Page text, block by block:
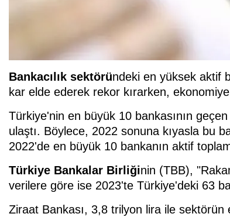
Bankacılık sektöründeki en yüksek aktif
kar elde ederek rekor kırarken,
Türkiye'nin en büyük 10 bankasının
ulaştı. Böylece, 2022 sonuna kıyasla bu
2022'de en büyük 10 bankanın aktif
Türkiye Bankalar Birliğinin (TBB),
verilere göre ise 2023'te Türkiye'deki 63
Ziraat Bankası, 3,8 trilyon lira ile sektörün